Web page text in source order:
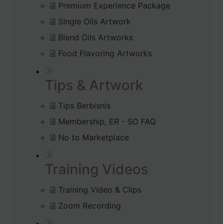
Premium Experience Package
Single Oils Artwork
Blend Oils Artworks
Food Flavoring Artworks
Tips & Artwork
Tips Berbisnis
Membership, ER - SO FAQ
No to Marketplace
Training Videos
Training Video & Clips
Zoom Recording